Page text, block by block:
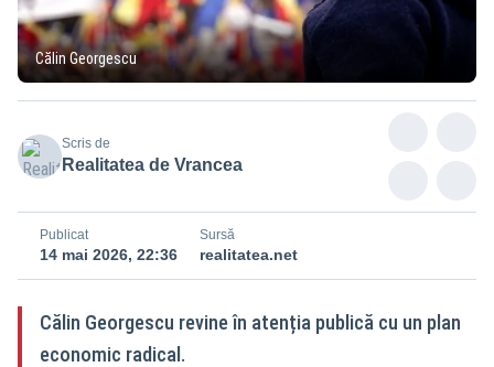
Călin Georgescu
Scris de
Realitatea de Vrancea
Publicat
14 mai 2026, 22:36
Sursă
realitatea.net
Călin Georgescu revine în atenția publică cu un plan
economic radical.